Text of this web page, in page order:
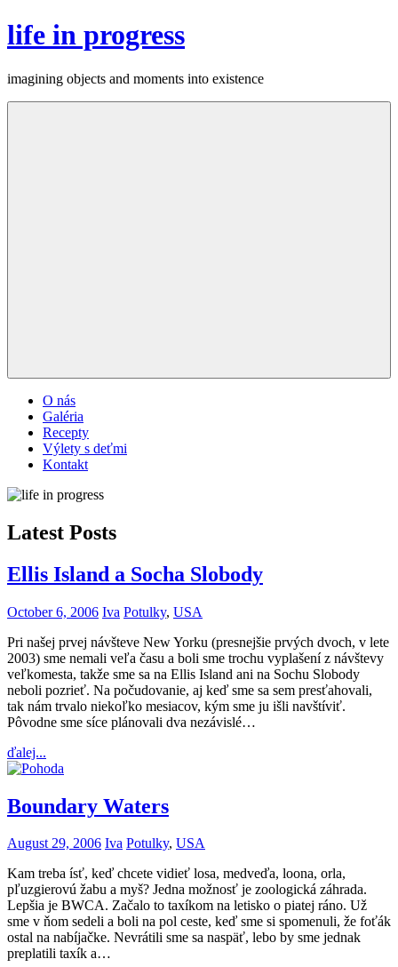
Skip
to
life in progress
imagining objects and moments into existence
O nás
Galéria
Recepty
Výlety s deťmi
Kontakt
Latest Posts
Ellis Island a Socha Slobody
October 6, 2006 Iva Potulky, USA
Pri našej prvej návšteve New Yorku (presnejšie prvých dvoch, v lete
2003) sme nemali veľa času a boli sme trochu vyplašení z návštevy
veľkomesta, takže sme sa na Ellis Island ani na Sochu Slobody
neboli pozrieť. Na počudovanie, aj keď sme sa sem presťahovali,
tak nám trvalo niekoľko mesiacov, kým sme ju išli navštíviť.
Pôvodne sme síce plánovali dva nezávislé…
ďalej...
Boundary Waters
August 29, 2006 Iva Potulky, USA
Kam treba ísť, keď chcete vidieť losa, medveďa, loona, orla,
pľuzgierovú žabu a myš? Jedna možnosť je zoologická záhrada.
Lepšia je BWCA. Začalo to taxíkom na letisko o piatej ráno. Už
sme v ňom sedeli a boli na pol ceste, keď sme si spomenuli, že foťák
ostal na nabíjačke. Nevrátili sme sa naspäť, lebo by sme jednak
preplatili taxík a…